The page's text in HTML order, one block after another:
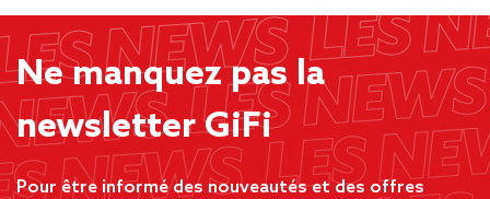
Ne manquez pas la
newsletter GiFi
Pour être informé des nouveautés et des offres